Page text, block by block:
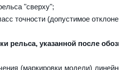
"сверху";
точности (допустимое
рельса, указанной после
(маркировки модели)